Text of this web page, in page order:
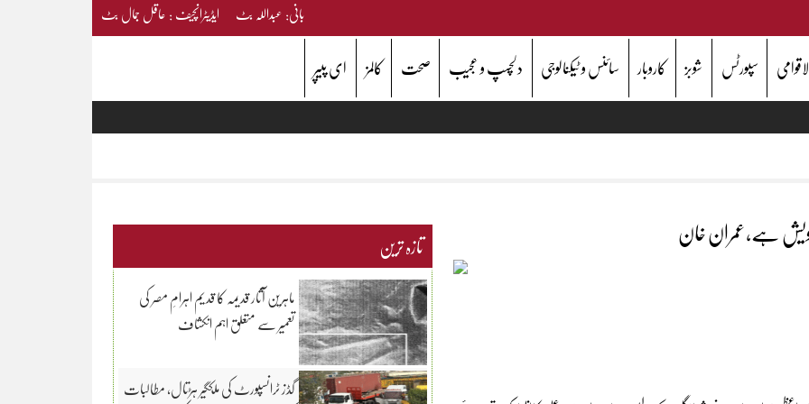
بانی: عبداللہ بٹ ایڈیٹرانچیف : عاقل جمال بٹ
سپورٹس شوبز کاروبار سائنس و ٹیکنالوجی دلچسپ و عجیب صحت کالمز ای پیپر
تشویش ہے،عمران خان تازہ ترین
ماہرین آثار قدیمہ کا قدیم اہرامِ مصر کی
تعمیر سے متعلق اہم انکشاف
گڈز ٹرانسپورٹ کی ملکگیر ہڑتال، مطالبات